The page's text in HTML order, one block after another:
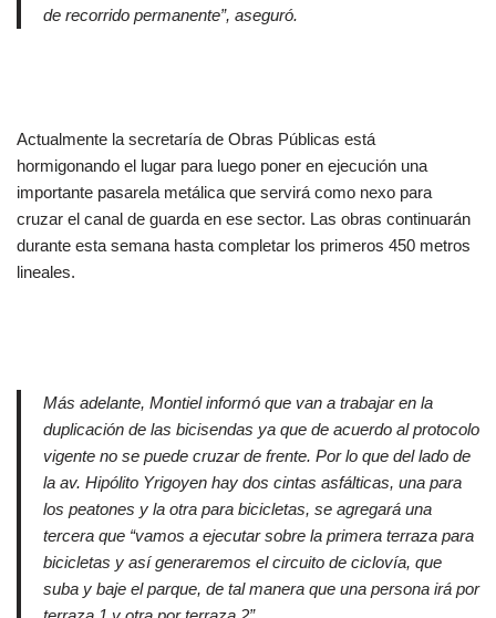
de recorrido permanente”, aseguró.
Actualmente la secretaría de Obras Públicas está
hormigonando el lugar para luego poner en ejecución una
importante pasarela metálica que servirá como nexo para
cruzar el canal de guarda en ese sector. Las obras continuarán
durante esta semana hasta completar los primeros 450 metros
lineales.
Más adelante, Montiel informó que van a trabajar en la
duplicación de las bicisendas ya que de acuerdo al protocolo
vigente no se puede cruzar de frente. Por lo que del lado de
la av. Hipólito Yrigoyen hay dos cintas asfálticas, una para
los peatones y la otra para bicicletas, se agregará una
tercera que “vamos a ejecutar sobre la primera terraza para
bicicletas y así generaremos el circuito de ciclovía, que
suba y baje el parque, de tal manera que una persona irá por